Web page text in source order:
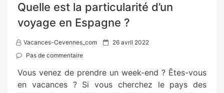
Quelle est la particularité d’un
voyage en Espagne ?
Vacances-Cevennes_com
P
e
26 avril 2022
Pas de commentaire
Vous venez de prendre un week-end ? Êtes-vous
en vacances ? Si vous cherchez le pays des